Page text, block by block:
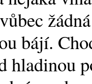
bájí.
hladinou